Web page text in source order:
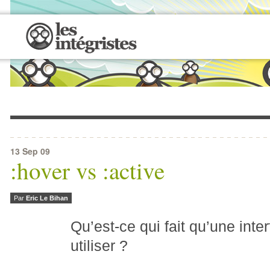
:hover vs :active
13 Sep 09
Par Eric Le Bihan
Qu’est-ce qui fait qu’une
utiliser ?